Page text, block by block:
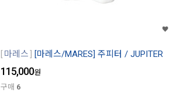
마레스 [마레스/MARES] 주피터 / JUPITER
115,000원
구매 6